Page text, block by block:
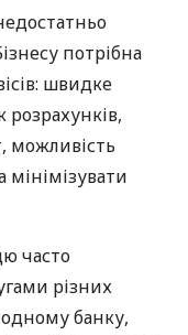
потрібна
швидке
можливість
мінімізувати
часто
різних
банку,